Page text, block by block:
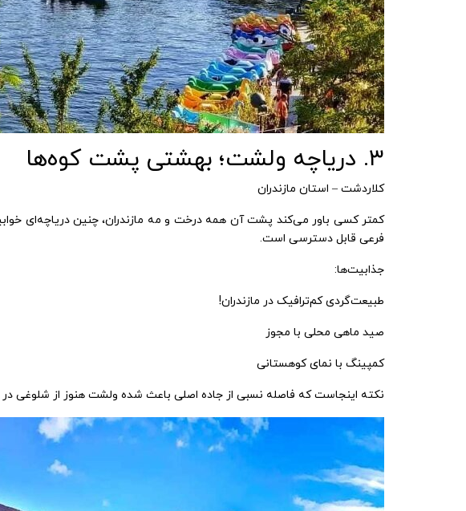
۳. دریاچه ولشت؛ بهشتی پشت کوه‌ها
کلاردشت – استان مازندران
کمتر کسی باور می‌کند پشت آن همه درخت و مه مازندران، چنین دریاچه‌ای
فرعی قابل دسترسی است.
جذابیت‌ها:
طبیعت‌گردی کم‌ترافیک در مازندران!
صید ماهی محلی با مجوز
کمپینگ با نمای کوهستانی
نکته اینجاست که فاصله‌ نسبی از جاده اصلی باعث شده ولشت هنوز از شلوغی در